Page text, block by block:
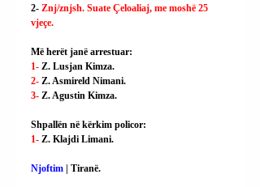
2- Znj/znjsh. Suate Çeloaliaj, me moshë 25
vjeçe.
Më herët janë arrestuar:
1- Z. Lusjan Kimza.
2- Z. Asmireld Nimani.
3- Z. Agustin Kimza.
Shpallën në kërkim policor:
1- Z. Klajdi Limani.
Njoftim | Tiranë.